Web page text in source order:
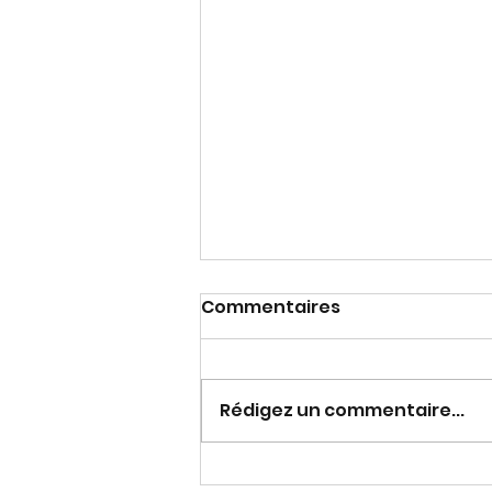
Se reconnecter au
Commentaires
Rédigez un commentaire...